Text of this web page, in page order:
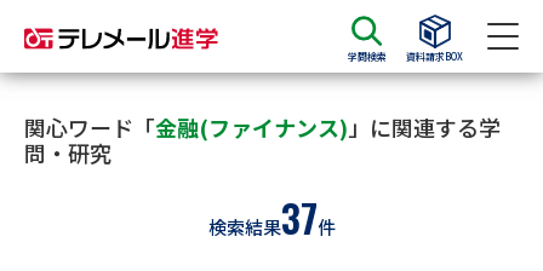
学問検索 資料請求BOX
資料請求 資料検索
大学・短大の資料種類から請求
関心ワード「金融(ファイナンス) 」に関連する学
問・研究
検索結果37件